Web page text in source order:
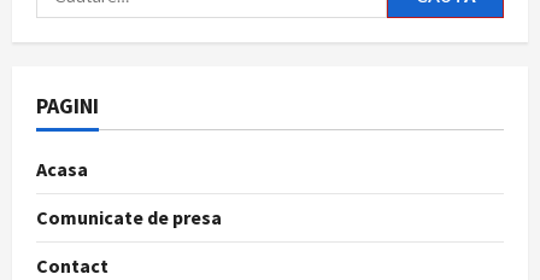
după:
PAGINI
Acasa
Comunicate de presa
Contact